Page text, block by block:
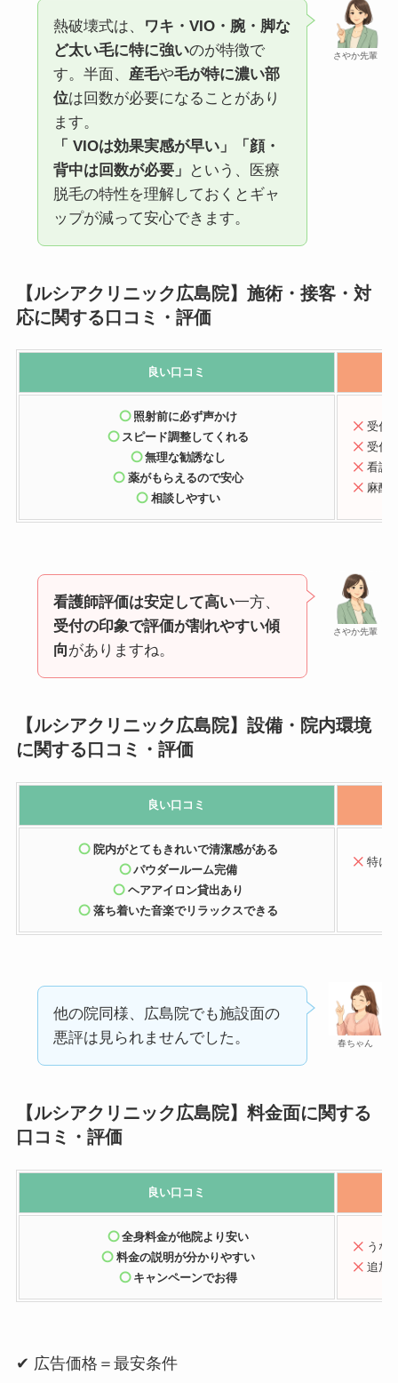
さやか先輩
熱破壊式は、
ワキ・VIO・腕・脚な
ど太い毛に特に強いのが特徴で
す。半面、 産毛や毛が特に濃い部
位は回数が必要になることがあり
ます。
「 VIOは効果実感が早い」「顔・
背中は回数が必要」
という、医療
脱毛の特性を理解しておくとギャ
ップが減って安心できます。
【ルシアクリニック広島院】施術・接客・対
応に関する口コミ・評価
良い口コミ
照射前に必ず声かけ
スピード調整してくれる
無理な勧誘なし
薬がもらえるので安心
相談しやすい
受付
受付
看護
麻酔
さやか先輩
看護師評価は安定して高い一方、
受付の印象で評価が割れやすい傾
向がありますね。
【ルシアクリニック広島院】設備・院内環境
に関する口コミ・評価
良い口コミ
院内がとてもきれいで清潔感がある
パウダールーム完備
ヘアアイロン貸出あり
落ち着いた音楽でリラックスできる
特に
春ちゃん
他の院同様、広島院でも施設面の
悪評は見られませんでした。
【ルシアクリニック広島院】料金面に関する
口コミ・評価
良い口コミ
全身料金が他院より安い
料金の説明が分かりやすい
キャンペーンでお得
うな
追加
✔ 広告価格＝最安条件